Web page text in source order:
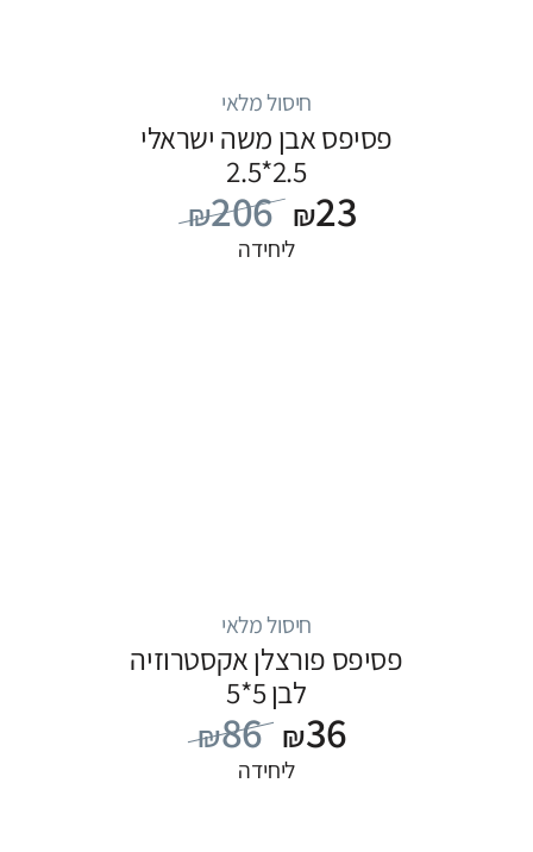
חיסול מלאי
פסיפס אבן משה ישראלי
2.5*2.5
₪206 ₪23
ליחידה
חיסול מלאי
פסיפס פורצלן אקסטרוזיה
לבן 5*5
₪86 ₪36
ליחידה